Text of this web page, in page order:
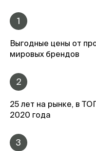
1
Выгодные цены от
мировых брендов
2
25 лет на рынке, в
2020 года
3